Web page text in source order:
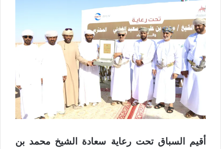
أقيم السباق تحت رعاية سعادة الشيخ محمد بن